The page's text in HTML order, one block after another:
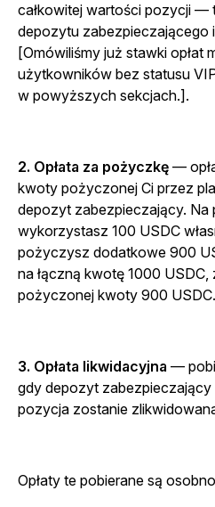
całkowitej wartości pozycji —
depozytu zabezpieczającego
[Omówiliśmy już stawki opłat
użytkowników bez statusu
w powyższych sekcjach.].
2. Opłata za pożyczkę —
kwoty pożyczonej Ci przez
depozyt zabezpieczający. Na
wykorzystasz 100 USDC
pożyczysz dodatkowe 900
na łączną kwotę 1000 USDC,
pożyczonej kwoty 900 USDC.
3. Opłata likwidacyjna —
gdy depozyt zabezpieczający
pozycja zostanie
Opłaty te pobierane są